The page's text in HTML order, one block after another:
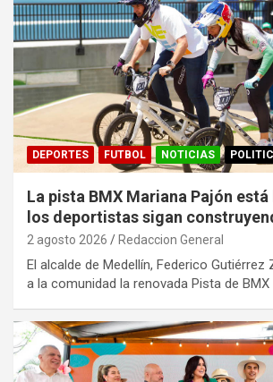
DEPORTES FUTBOL NOTICIAS
La pista BMX Mariana Pajón
los deportistas sigan
2 agosto 2026 Redaccion General
El alcalde de Medellín, Federico Gutiérrez
a la comunidad la renovada Pista de BMX